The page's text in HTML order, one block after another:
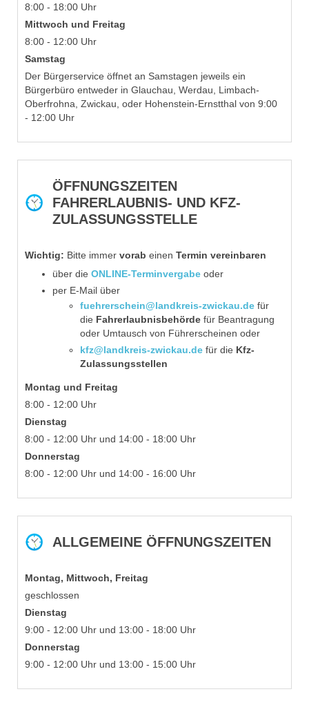
8:00 - 18:00 Uhr
Mittwoch und Freitag
8:00 - 12:00 Uhr
Samstag
Der Bürgerservice öffnet an Samstagen jeweils ein
Bürgerbüro entweder in Glauchau, Werdau, Limbach-
Oberfrohna, Zwickau, oder Hohenstein-Ernstthal von 9:00
- 12:00 Uhr
ÖFFNUNGSZEITEN
FAHRERLAUBNIS- UND KFZ-
ZULASSUNGSSTELLE
Wichtig: Bitte immer vorab einen Termin vereinbaren
über die ONLINE-Terminvergabe oder
per E-Mail über
fuehrerschein@landkreis-zwickau.de für
die Fahrerlaubnisbehörde für Beantragung
oder Umtausch von Führerscheinen oder
kfz@landkreis-zwickau.de für die Kfz-
Zulassungsstellen
Montag und Freitag
8:00 - 12:00 Uhr
Dienstag
8:00 - 12:00 Uhr und 14:00 - 18:00 Uhr
Donnerstag
8:00 - 12:00 Uhr und 14:00 - 16:00 Uhr
ALLGEMEINE ÖFFNUNGSZEITEN
Montag, Mittwoch, Freitag
geschlossen
Dienstag
9:00 - 12:00 Uhr und 13:00 - 18:00 Uhr
Donnerstag
9:00 - 12:00 Uhr und 13:00 - 15:00 Uhr